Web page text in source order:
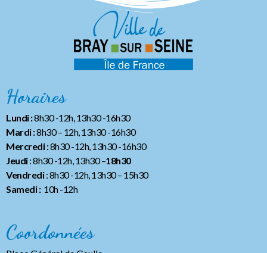
Horaires
Lundi :8h30 -12h, 13h30 -16h30
Mardi :8h30 – 12h, 13h30 -16h30
Mercredi :8h30 -12h, 13h30 -16h30
Jeudi: 8h30 -12h, 13h30 –18h30
Vendredi: 8h30 -12h, 13h30– 15h30
Samedi :10h -12h
Coordonnées